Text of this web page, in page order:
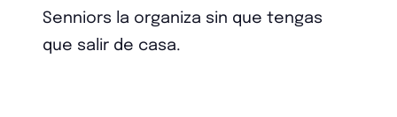
Senniors la organiza sin que tengas
que salir de casa.